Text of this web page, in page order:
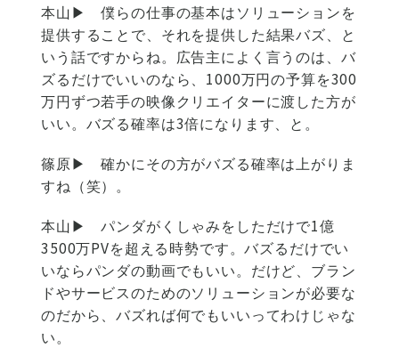
本山▶
僕らの仕事の基本はソリューションを
提供することで、それを提供した結果バズ、と
いう話ですからね。広告主によく言うのは、バ
ズるだけでいいのなら、1000万円の予算を300
万円ずつ若手の映像クリエイターに渡した方が
いい。バズる確率は3倍になります、と。
篠原▶
確かにその方がバズる確率は上がりま
すね（笑）。
本山▶
パンダがくしゃみをしただけで1億
3500万PVを超える時勢です。バズるだけでい
いならパンダの動画でもいい。だけど、ブラン
ドやサービスのためのソリューションが必要な
のだから、バズれば何でもいいってわけじゃな
い。